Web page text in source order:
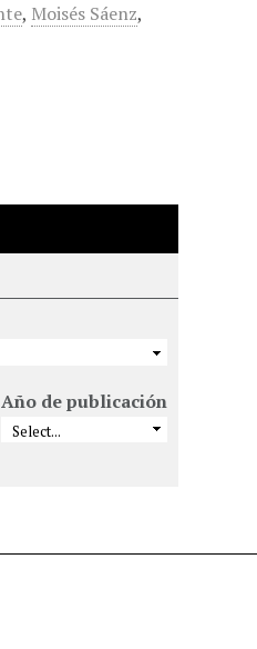
, Moisés Sáenz,
Año de publicación